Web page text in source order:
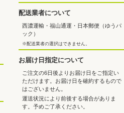
配送業者について
西濃運輸・福山通運・日本郵便（ゆうパ
ック）
※配送業者の選択はできません。
お届け日指定について
ご注文の6日後よりお届け日をご指定い
ただけます。お届け日を確約するもので
はございません。
運送状況により前後する場合がありま
す。予めご了承ください。